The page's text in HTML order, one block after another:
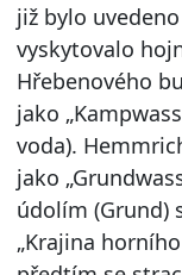
již bylo
vyskytovalo
Hřebenového
jako
voda).
jako
údolím (Grund)
„Krajina